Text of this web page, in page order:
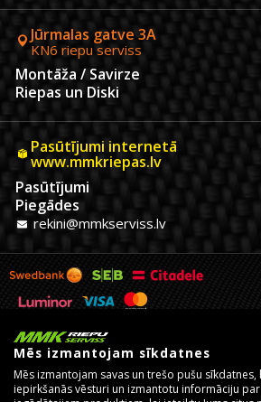
Jūrmalas gatve 3A
KN6 riepu serviss
Montāža / Savirze
Riepas un Diski
Pasūtījumi internetā
www.mmkriepas.lv
Pasūtījumi
Piegādes
rekini@mmkserviss.lv
Mēs izmantojam sīkdatnes
Mēs izmantojam savas un trešo pušu sīkdatnes,
iepirkšanās vēsturi un izmantotu informāciju par